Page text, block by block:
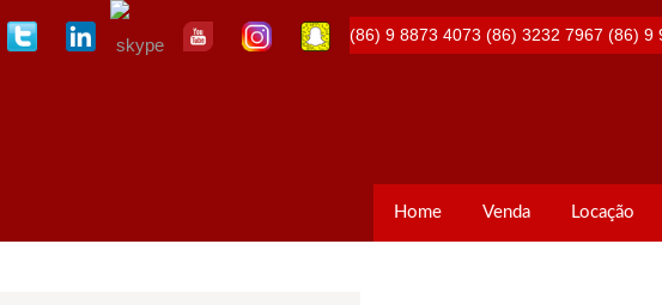
(86) 9 8873 4073 (86) 3232 7967 (86) 9
Home Venda Locação